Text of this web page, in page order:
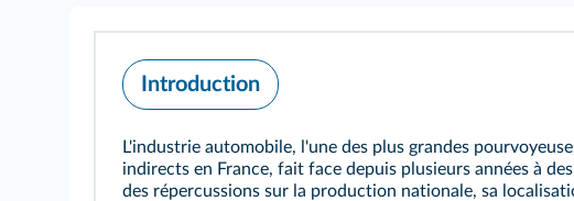
Introduction
L'industrie automobile, l'une des plus grandes
indirects en France, fait face depuis plusieurs années à
des répercussions sur la production nationale, sa